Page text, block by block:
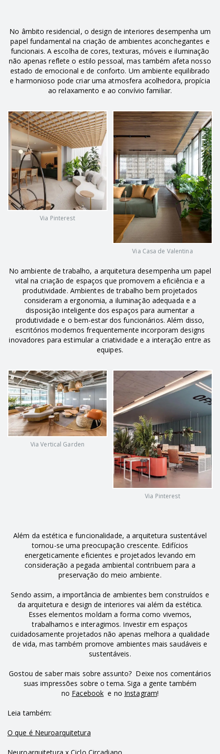
No âmbito residencial, o design de interiores desempenha um
papel fundamental na criação de ambientes aconchegantes e
funcionais. A escolha de cores, texturas, móveis e iluminação
não apenas reflete o estilo pessoal, mas também afeta nosso
estado de emocional e de conforto. Um ambiente equilibrado
e harmonioso pode criar uma atmosfera acolhedora, propícia
ao relaxamento e ao convívio familiar.
Via Pinterest
Via Casa de Valentina
No ambiente de trabalho, a arquitetura desempenha um papel
vital na criação de espaços que promovem a eficiência e a
produtividade. Ambientes de trabalho bem projetados
consideram a ergonomia, a iluminação adequada e a
disposição inteligente dos espaços para aumentar a
produtividade e o bem-estar dos funcionários. Além disso,
escritórios modernos frequentemente incorporam designs
inovadores para estimular a criatividade e a interação entre as
equipes.
Via Vertical Garden
Via Pinterest
Além da estética e funcionalidade, a arquitetura sustentável
tornou-se uma preocupação crescente. Edifícios
energeticamente eficientes e projetados levando em
consideração a pegada ambiental contribuem para a
preservação do meio ambiente.
Sendo assim, a importância de ambientes bem construídos e
da arquitetura e design de interiores vai além da estética.
Esses elementos moldam a forma como vivemos,
trabalhamos e interagimos. Investir em espaços
cuidadosamente projetados não apenas melhora a qualidade
de vida, mas também promove ambientes mais saudáveis e
sustentáveis.
Gostou de saber mais sobre assunto? Deixe nos comentários
suas impressões sobre o tema. Siga a gente também
no Facebook e no Instagram!
Leia também:
O que é Neuroarquitetura